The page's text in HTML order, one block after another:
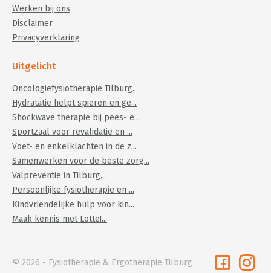
Werken bij ons
Disclaimer
Privacyverklaring
Uitgelicht
Oncologiefysiotherapie Tilburg...
Hydratatie helpt spieren en ge...
Shockwave therapie bij pees- e...
Sportzaal voor revalidatie en ...
Voet- en enkelklachten in de z...
Samenwerken voor de beste zorg...
Valpreventie in Tilburg...
Persoonlijke fysiotherapie en ...
Kindvriendelijke hulp voor kin...
Maak kennis met Lotte!...
© 2026 - Fysiotherapie & Ergotherapie Tilburg